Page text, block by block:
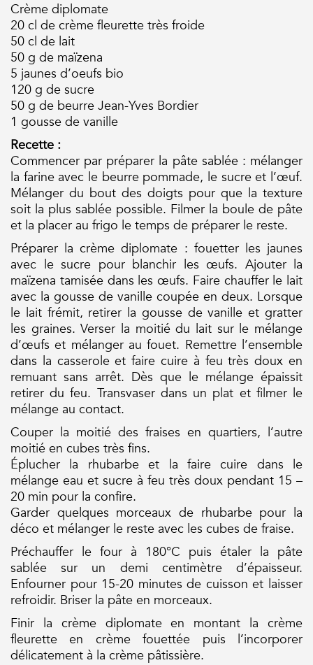
Crème diplomate
20 cl de crème fleurette très froide
50 cl de lait
50 g de maïzena
5 jaunes d’oeufs bio
120 g de sucre
50 g de beurre Jean-Yves Bordier
1 gousse de vanille
Recette :
Commencer par préparer la pâte sablée : mélanger
la farine avec le beurre pommade, le sucre et l’œuf.
Mélanger du bout des doigts pour que la texture
soit la plus sablée possible. Filmer la boule de pâte
et la placer au frigo le temps de préparer le reste.
Préparer la crème diplomate : fouetter les jaunes
avec le sucre pour blanchir les œufs. Ajouter la
maïzena tamisée dans les œufs. Faire chauffer le lait
avec la gousse de vanille coupée en deux. Lorsque
le lait frémit, retirer la gousse de vanille et gratter
les graines. Verser la moitié du lait sur le mélange
d’œufs et mélanger au fouet. Remettre l’ensemble
dans la casserole et faire cuire à feu très doux en
remuant sans arrêt. Dès que le mélange épaissit
retirer du feu. Transvaser dans un plat et filmer le
mélange au contact.
Couper la moitié des fraises en quartiers, l’autre
moitié en cubes très fins.
Éplucher la rhubarbe et la faire cuire dans le
mélange eau et sucre à feu très doux pendant 15 –
20 min pour la confire.
Garder quelques morceaux de rhubarbe pour la
déco et mélanger le reste avec les cubes de fraise.
Préchauffer le four à 180°C puis étaler la pâte
sablée sur un demi centimètre d’épaisseur.
Enfourner pour 15-20 minutes de cuisson et laisser
refroidir. Briser la pâte en morceaux.
Finir la crème diplomate en montant la crème
fleurette en crème fouettée puis l’incorporer
délicatement à la crème pâtissière.